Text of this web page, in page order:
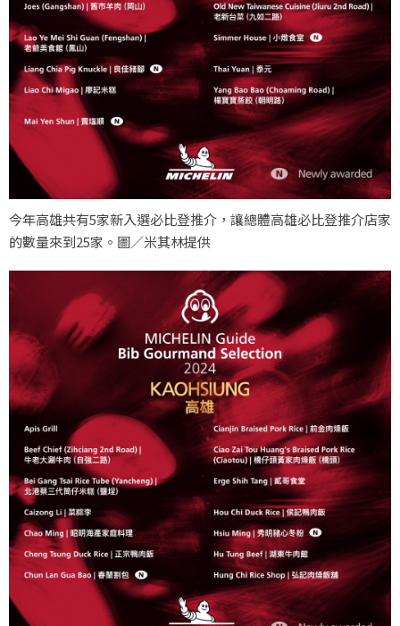
今年高雄共有5家新入選必比登推介，讓總體高雄必比登推介店家
的數量來到25家。圖／米其林提供